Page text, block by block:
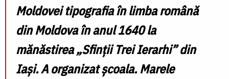
Moldovei tipografia în limba română
din Moldova în anul 1640 la
mănăstirea „Sfinții Trei Ierarhi” din
Iași. A organizat școala. Marele